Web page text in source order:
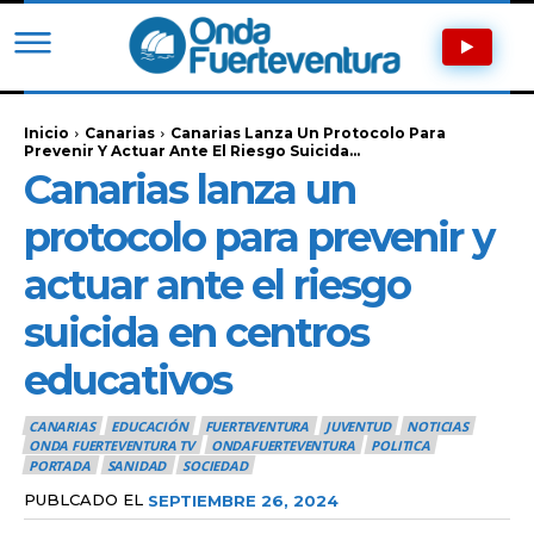
Inicio Canarias
Canarias Lanza Un Protocolo Para
Prevenir Y Actuar Ante El Riesgo Suicida...
Canarias lanza un
protocolo para prevenir y
actuar ante el riesgo
suicida en centros
educativos
CANARIAS EDUCACIÓN FUERTEVENTURA JUVENTUD
NOTICIAS
ONDA FUERTEVENTURA TV
ONDAFUERTEVENTURA
POLITICA
PORTADA
SANIDAD SOCIEDAD
PUBLCADO EL SEPTIEMBRE 26, 2024